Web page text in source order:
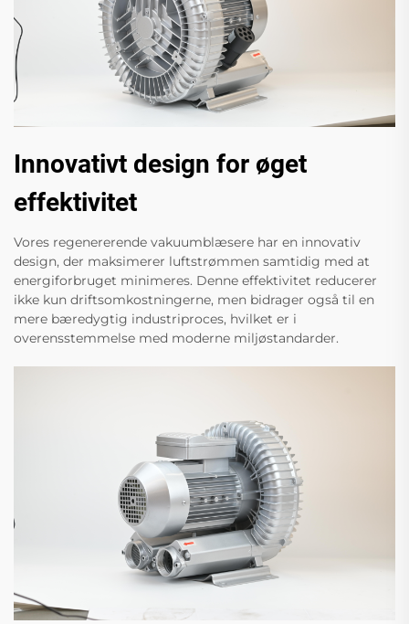
Innovativt design for øget
effektivitet
Vores regenererende vakuumblæsere har en innovativ
design, der maksimerer luftstrømmen samtidig med at
energiforbruget minimeres. Denne effektivitet reducerer
ikke kun driftsomkostningerne, men bidrager også til en
mere bæredygtig industriproces, hvilket er i
overensstemmelse med moderne miljøstandarder.